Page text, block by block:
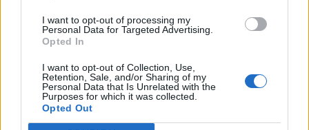
I want to opt-out of processing my
Personal Data for Targeted Advertising.
Opted In
I want to opt-out of Collection, Use,
Retention, Sale, and/or Sharing of my
Personal Data that Is Unrelated with the
Purposes for which it was collected.
Opted Out
União das Freguesias de Faro organiza visita à
6/08/2026